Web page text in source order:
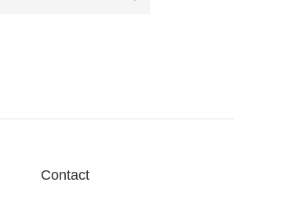
Contact